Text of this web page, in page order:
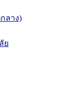
ลาง)
ย